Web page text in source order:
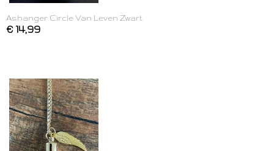
Ashanger Circle Van Leven Zwart
€ 14,99